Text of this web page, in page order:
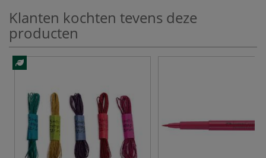
Klanten kochten tevens deze
producten